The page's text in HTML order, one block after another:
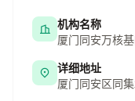
机构名称
厦门同安万核
详细地址
厦门同安区同